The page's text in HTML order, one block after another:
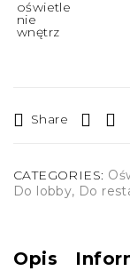
Share
CATEGORIES:
Do lobby, Do
Opis